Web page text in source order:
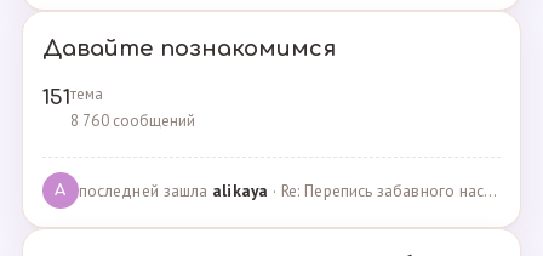
Давайте познакомимся
151тема
8 760 сообщений
A последней зашла alikaya · Re: Перепись забавного населения!!! · 09.09.2023